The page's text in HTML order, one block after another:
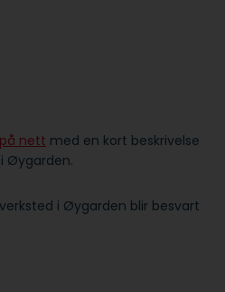
nett med en kort beskrivelse
Øygarden.
i Øygarden blir besvart